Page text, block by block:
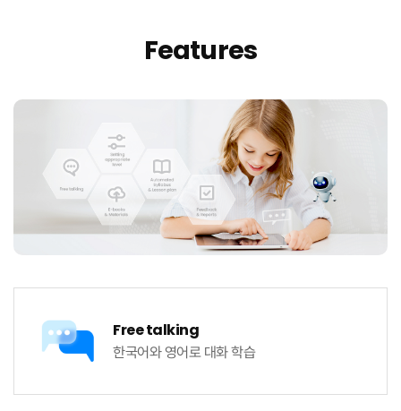
Features
Free talking
한국어와 영어로대화 학습